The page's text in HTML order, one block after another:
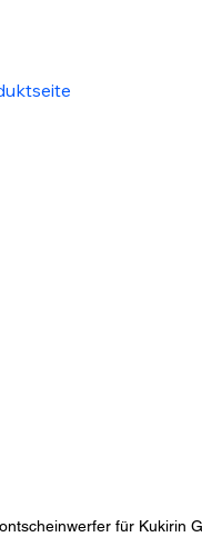
für Kukirin